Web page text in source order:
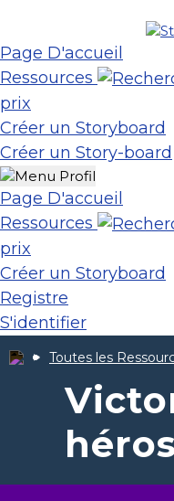
Page D'accueil
Ressources
prix
Créer un Storyboard
Créer un Story-board
Page D'accueil
Ressources
prix
Créer un Storyboard
Registre
S'identifier
Toutes les